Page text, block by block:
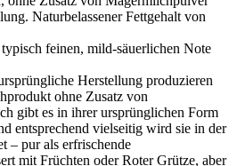
Naturbelassener Fettgehalt von
feinen, mild-säuerlichen Note
Herstellung produzieren
ohne Zusatz von
gibt es in ihrer ursprünglichen Form
entsprechend vielseitig wird sie in der
– pur als erfrischende
mit Früchten oder Roter Grütze, aber